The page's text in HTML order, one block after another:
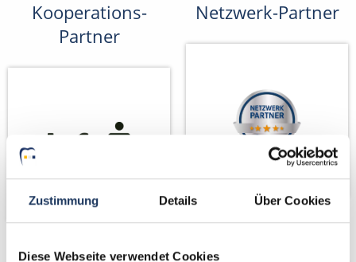
Zustimmung Details Über Cookies
Diese Webseite verwendet Cookies
Kooperations-
Partner
Netzwerk-Partner
Partner von